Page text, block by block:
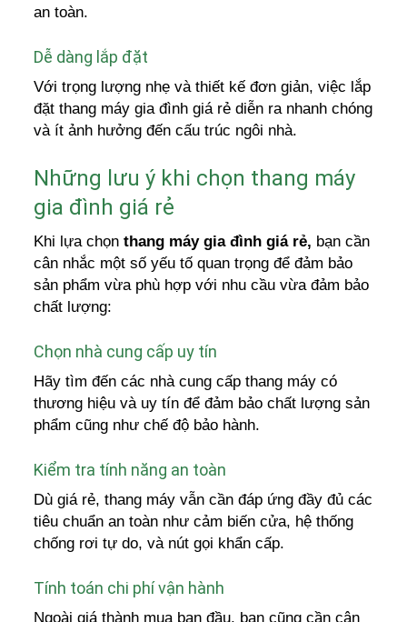
an toàn.
Dễ dàng lắp đặt
Với trọng lượng nhẹ và thiết kế đơn giản, việc lắp
đặt thang máy gia đình giá rẻ diễn ra nhanh chóng
và ít ảnh hưởng đến cấu trúc ngôi nhà.
Những lưu ý khi chọn thang máy
gia đình giá rẻ
Khi lựa chọnthang máy gia đình giá rẻ, bạn cần
cân nhắc một số yếu tố quan trọng để đảm bảo
sản phẩm vừa phù hợp với nhu cầu vừa đảm bảo
chất lượng:
Chọn nhà cung cấp uy tín
Hãy tìm đến các nhà cung cấp thang máy có
thương hiệu và uy tín để đảm bảo chất lượng sản
phẩm cũng như chế độ bảo hành.
Kiểm tra tính năng an toàn
Dù giá rẻ, thang máy vẫn cần đáp ứng đầy đủ các
tiêu chuẩn an toàn như cảm biến cửa, hệ thống
chống rơi tự do, và nút gọi khẩn cấp.
Tính toán chi phí vận hành
Ngoài giá thành mua ban đầu, bạn cũng cần cân